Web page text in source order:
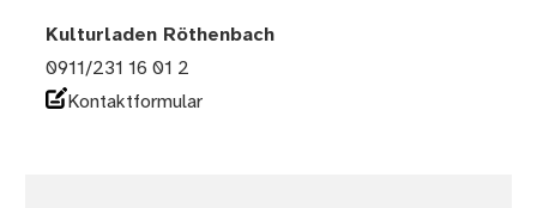
Kulturladen Röthenbach
0911/231 16 01 2
Kontaktformular